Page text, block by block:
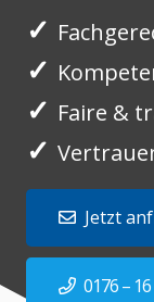
✓
✓
✓ Faire &
✓
Jetzt
0176 –